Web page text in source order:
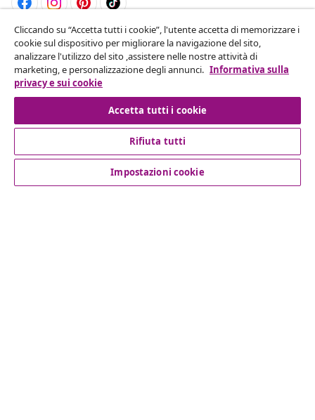
Recesso dal contratto
Invia una richiesta di recesso per il tuo ordine.
Recesso dal contratto
Servizio clienti
Cliccando su “Accetta tutti i cookie”, l'utente accetta di memorizzare i
cookie sul dispositivo per migliorare la navigazione del sito,
analizzare l'utilizzo del sito ,assistere nelle nostre attività di
marketing, e personalizzazione degli annunci. Informativa sulla
privacy e sui cookie
Accetta tutti i cookie
Rifiuta tutti
Impostazioni cookie